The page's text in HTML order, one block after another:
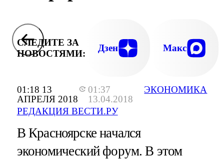
01:18 13
АПРЕЛЯ 2018
01:37
13.04.2018
РЕДАКЦИЯ ВЕСТИ.РУ
ЭКОНОМИКА
СЛЕДИТЕ ЗА
НОВОСТЯМИ:
Дзен Макс
В Красноярске начался
экономический форум. В этом